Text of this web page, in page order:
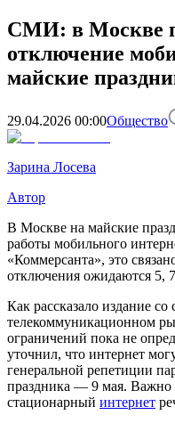
СМИ: в Москве
отключение
майские
29.04.2026 00:00Общество
Зарина Лосева
Автор
В Москве на майские
работы мобильного
«Коммерсанта», это
отключения ожидаются 5,
Как рассказало издание
телекоммуникационном
ограничений пока не
уточнил, что интернет
генеральной репетиции
праздника — 9 мая.
стационарный интернет